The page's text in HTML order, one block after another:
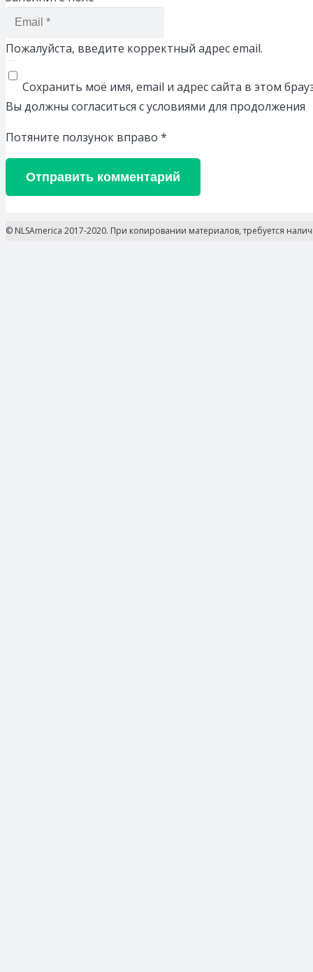
Пожалуйста, введите корректный адрес email.
Сохранить моё имя, email и адрес сайта в этом
Вы должны согласиться с условиями для продолжения
Потяните ползунок вправо *
Отправить комментарий
© NLSAmerica 2017-2020. При копировании материалов, требуется